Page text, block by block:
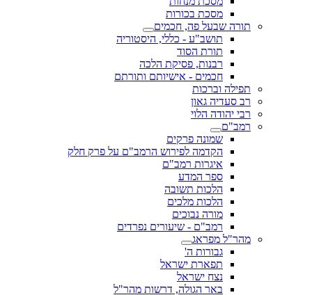
מסכת בכורות
תורה שבעל פה, חכמים
תושב"ע - כללי, היסטוריה
תורת הסוד
רבנות, פסיקת הלכה
חכמים - אישיותם ותורתם
תפילה וברכות
רב סעדיה גאון
רבי יהודה הלוי
רמב"ם
שמונה פרקים
הקדמה לפירוש הרמב"ם על פרק חלק
איגרות רמב"ם
ספר המדע
הלכות תשובה
הלכות מלכים
מורה נבוכים
רמב"ם - שיעורים נפרדים
מהר"ל מפראג
גבורות ה'
תפארת ישראל
נצח ישראל
באר הגולה, דרשות מהר"ל